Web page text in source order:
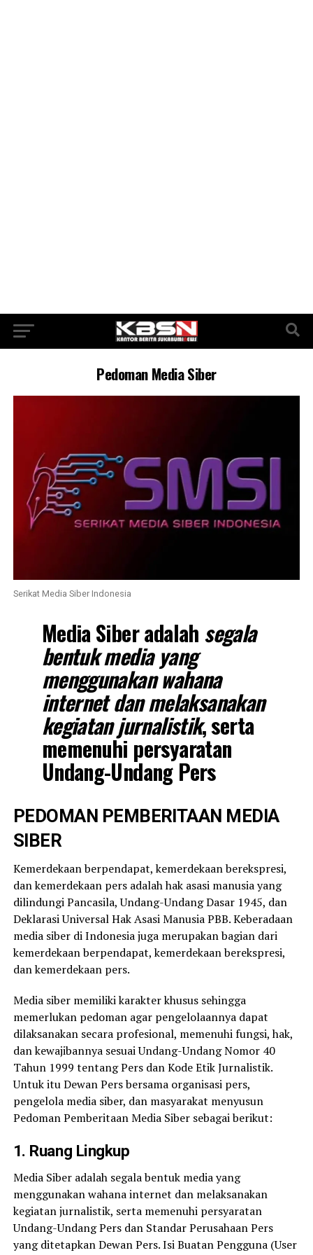
Pedoman Media Siber
Serikat Media Siber Indonesia
Media Siber adalah segala
bentuk media yang
menggunakan wahana
internet dan melaksanakan
kegiatan jurnalistik, serta
memenuhi persyaratan
Undang-Undang Pers
PEDOMAN PEMBERITAAN MEDIA
SIBER
Kemerdekaan berpendapat, kemerdekaan berekspresi,
dan kemerdekaan pers adalah hak asasi manusia yang
dilindungi Pancasila, Undang-Undang Dasar 1945, dan
Deklarasi Universal Hak Asasi Manusia PBB. Keberadaan
media siber di Indonesia juga merupakan bagian dari
kemerdekaan berpendapat, kemerdekaan berekspresi,
dan kemerdekaan pers.
Media siber memiliki karakter khusus sehingga
memerlukan pedoman agar pengelolaannya dapat
dilaksanakan secara profesional, memenuhi fungsi, hak,
dan kewajibannya sesuai Undang-Undang Nomor 40
Tahun 1999 tentang Pers dan Kode Etik Jurnalistik.
Untuk itu Dewan Pers bersama organisasi pers,
pengelola media siber, dan masyarakat menyusun
Pedoman Pemberitaan Media Siber sebagai berikut:
1. Ruang Lingkup
Media Siber adalah segala bentuk media yang
menggunakan wahana internet dan melaksanakan
kegiatan jurnalistik, serta memenuhi persyaratan
Undang-Undang Pers dan Standar Perusahaan Pers
yang ditetapkan Dewan Pers. Isi Buatan Pengguna (User